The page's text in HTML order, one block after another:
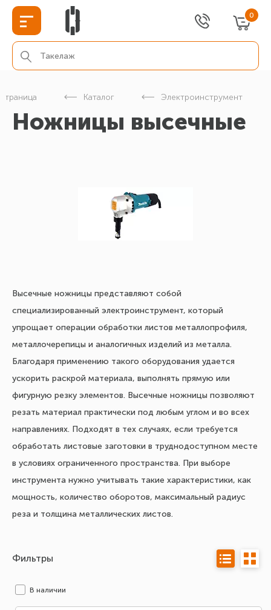
0
Каталог Электроинструмент
Ножницы высечные
Высечные ножницы представляют собой
специализированный электроинструмент, который
упрощает операции обработки листов металлопрофиля,
металлочерепицы и аналогичных изделий из металла.
Благодаря применению такого оборудования удается
ускорить раскрой материала, выполнять прямую или
фигурную резку элементов. Высечные ножницы позволяют
резать материал практически под любым углом и во всех
направлениях. Подходят в тех случаях, если требуется
обработать листовые заготовки в труднодоступном месте
в условиях ограниченного пространства. При выборе
инструмента нужно учитывать такие характеристики, как
мощность, количество оборотов, максимальный радиус
реза и толщина металлических листов.
Фильтры
В наличии